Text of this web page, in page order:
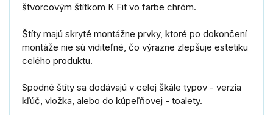
štvorcovým štítkom K Fit vo farbe chróm.
Štíty majú skryté montážne prvky, ktoré po dokončení
montáže nie sú viditeľné, čo výrazne zlepšuje estetiku
celého produktu.
Spodné štíty sa dodávajú v celej škále typov - verzia
kľúč, vložka, alebo do kúpeľňovej - toalety.